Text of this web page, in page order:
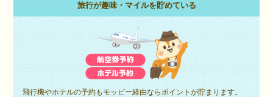
旅行が趣味・マイルを貯めている
飛行機やホテルの予約もモッピー経由ならポイントが貯まります。